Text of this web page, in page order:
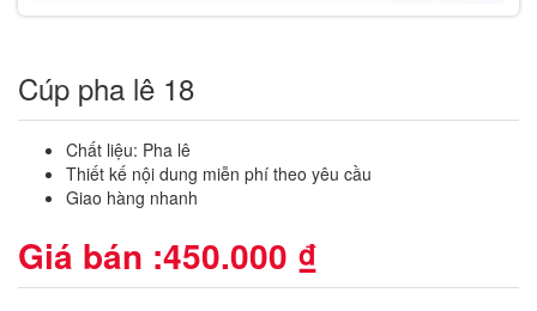
Cúp pha lê 18
Chất liệu: Pha lê
Thiết kế nội dung miễn phí theo yêu cầu
Giao hàng nhanh
Giá bán :450.000 ₫